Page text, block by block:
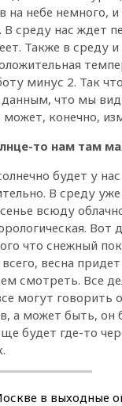
на небе немного,
В среду нас ждет
Также в среду
минус 2. Так
что мы
может, конечно,
то нам там
будет у
В среду
всюду
Вот
что снежный
всего, весна
смотреть. Все
могут говорить
а может быть, он
будет где-то
в выходные